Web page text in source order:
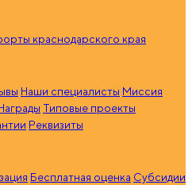
краснодарского края
Наши специалисты Миссия
Типовые проекты
Реквизиты
Бесплатная оценка Субсидии